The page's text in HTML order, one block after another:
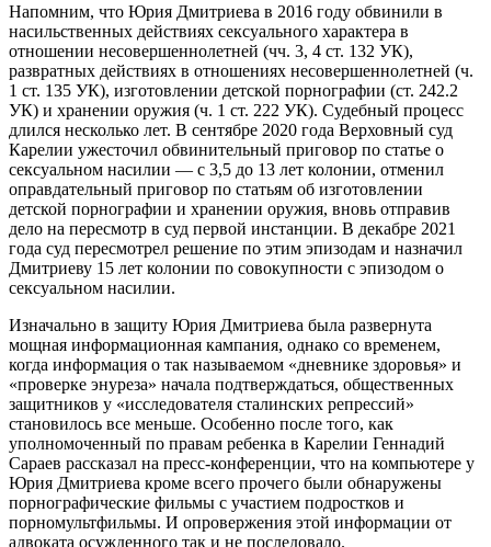
Напомним, что Юрия Дмитриева в 2016 году обвинили в
насильственных действиях сексуального характера в
отношении несовершеннолетней (чч. 3, 4 ст. 132 УК),
развратных действиях в отношениях несовершеннолетней (ч.
1 ст. 135 УК), изготовлении детской порнографии (ст. 242.2
УК) и хранении оружия (ч. 1 ст. 222 УК). Судебный процесс
длился несколько лет. В сентябре 2020 года Верховный суд
Карелии ужесточил обвинительный приговор по статье о
сексуальном насилии — с 3,5 до 13 лет колонии, отменил
оправдательный приговор по статьям об изготовлении
детской порнографии и хранении оружия, вновь отправив
дело на пересмотр в суд первой инстанции. В декабре 2021
года суд пересмотрел решение по этим эпизодам и назначил
Дмитриеву 15 лет колонии по совокупности с эпизодом о
сексуальном насилии.
Изначально в защиту Юрия Дмитриева была развернута
мощная информационная кампания, однако со временем,
когда информация о так называемом «дневнике здоровья» и
«проверке энуреза» начала подтверждаться, общественных
защитников у «исследователя сталинских репрессий»
становилось все меньше. Особенно после того, как
уполномоченный по правам ребенка в Карелии Геннадий
Сараев рассказал на пресс-конференции, что на компьютере у
Юрия Дмитриева кроме всего прочего были обнаружены
порнографические фильмы с участием подростков и
порномультфильмы. И опровержения этой информации от
адвоката осужденного так и не последовало.